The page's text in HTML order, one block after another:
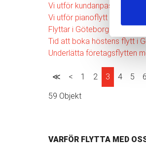
Vi utför kundanpassade
Vi utför pianoflytt och
Flyttar i Göteborg åt många
Tid att boka höstens flytt i
Underlätta företagsflytten
≪ < 1 2 3 4 5 6
59 Objekt
VARFÖR FLYTTA MED